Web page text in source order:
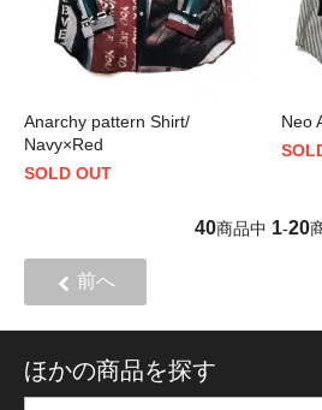
Anarchy pattern Shirt/
Navy×Red
SOLD OUT
Neo
40商品中 1-20
前へ
ほかの商品を探す